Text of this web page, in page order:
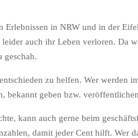
Erlebnissen in NRW und in der
auch ihr Leben verloren. Da
geschah.
zu helfen. Wer werden
bekannt geben bzw.
kann auch gerne beim
damit jeder Cent hilft. Wer